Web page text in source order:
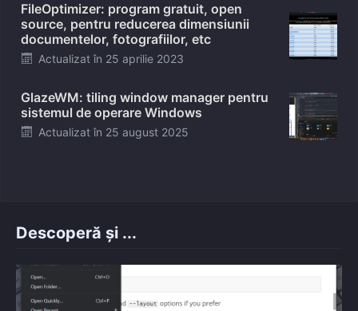
FileOptimizer: program gratuit, open
source, pentru reducerea dimensiunii
documentelor, fotografiilor, etc
Posted
Actualizat în 25 aprilie 2023
GlazeWM: tiling window manager pentru
sistemul de operare Windows
Posted
Actualizat în 25 august 2025
Descoperă și ...